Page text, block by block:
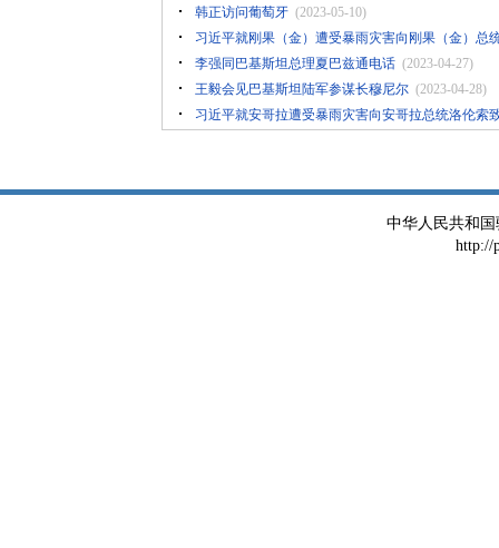
韩正访问葡萄牙 (2023-05-10)
习近平就刚果（金）遭受暴雨灾害向刚果（金）总
李强同巴基斯坦总理夏巴兹通电话 (2023-04-27)
王毅会见巴基斯坦陆军参谋长穆尼尔 (2023-04-28)
习近平就安哥拉遭受暴雨灾害向安哥拉总统洛伦索
中华人民共和
http://